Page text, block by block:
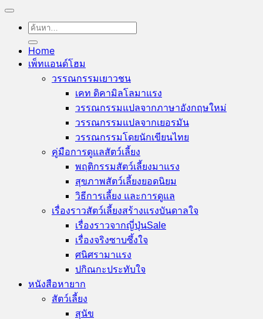
ค้นหา:
Home
เพ็ทแอนด์โฮม
วรรณกรรมเยาวชน
เคท ดิคามิลโล
วรรณกรรมแปลจากภาษาอังกฤษ
วรรณกรรมแปลจากเยอรมัน
วรรณกรรมโดยนักเขียนไทย
คู่มือการดูแลสัตว์เลี้ยง
พฤติกรรมสัตว์เลี้ยง
สุขภาพสัตว์เลี้ยง
วิธีการเลี้ยง และการดูแล
เรื่องราวสัตว์เลี้ยงสร้างแรงบันดาลใจ
เรื่องราวจากญี่ปุ่น
เรื่องจริงซาบซึ้งใจ
ศนิศรา
ปกิณกะประทับใจ
หนังสือหายาก
สัตว์เลี้ยง
สุนัข